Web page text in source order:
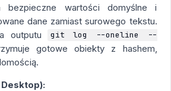
bezpieczne wartości domyślne i
dane zamiast surowego tekstu.
outputu
git log --oneline --
gotowe obiekty z hashem,